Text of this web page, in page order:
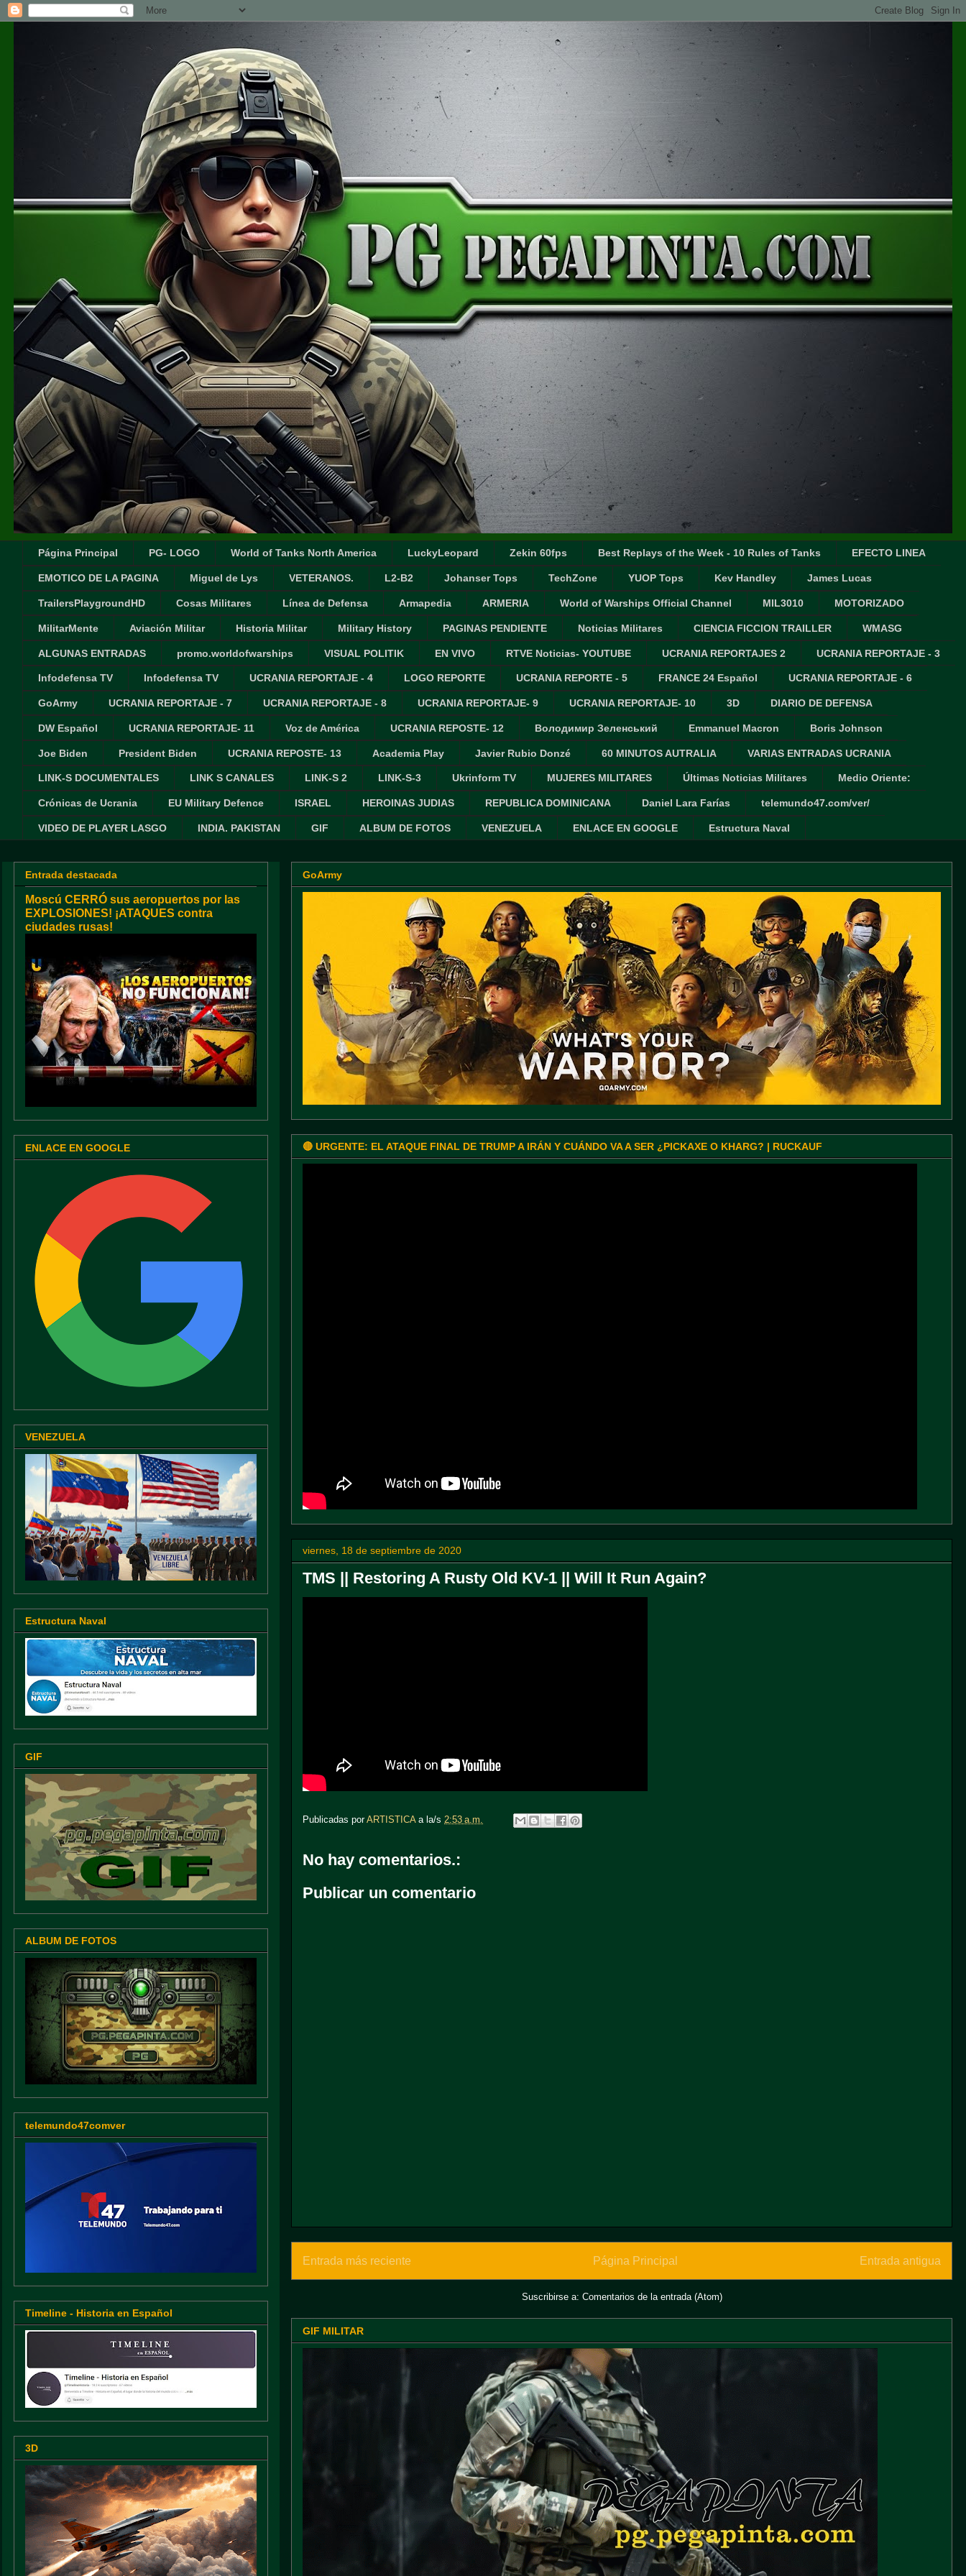
Página Principal PG- LOGO World of Tanks North America LuckyLeopard Zekin 60fps Best Replays of the Week - 10 Rules of Tanks EFECTO LINEA
EMOTICO DE LA PAGINA Miguel de Lys VETERANOS. L2-B2 Johanser Tops TechZone YUOP Tops Kev Handley James Lucas
TrailersPlaygroundHD Cosas Militares Línea de Defensa Armapedia ARMERIA World of Warships Official Channel MIL3010 MOTORIZADO
MilitarMente Aviación Militar Historia Militar Military History PAGINAS PENDIENTE Noticias Militares CIENCIA FICCION TRAILLER WMASG
ALGUNAS ENTRADAS promo.worldofwarships VISUAL POLITIK EN VIVO RTVE Noticias- YOUTUBE UCRANIA REPORTAJES 2 UCRANIA REPORTAJE - 3
Infodefensa TV Infodefensa TV UCRANIA REPORTAJE - 4 LOGO REPORTE UCRANIA REPORTE - 5 FRANCE 24 Español UCRANIA REPORTAJE - 6
GoArmy UCRANIA REPORTAJE - 7 UCRANIA REPORTAJE - 8 UCRANIA REPORTAJE- 9 UCRANIA REPORTAJE- 10 3D DIARIO DE DEFENSA
DW Español UCRANIA REPORTAJE- 11 Voz de América UCRANIA REPOSTE- 12 Володимир Зеленський Emmanuel Macron Boris Johnson
Joe Biden President Biden UCRANIA REPOSTE- 13 Academia Play Javier Rubio Donzé 60 MINUTOS AUTRALIA VARIAS ENTRADAS UCRANIA
LINK-S DOCUMENTALES LINK S CANALES LINK-S 2 LINK-S-3 Ukrinform TV MUJERES MILITARES Últimas Noticias Militares Medio Oriente:
Crónicas de Ucrania EU Military Defence ISRAEL HEROINAS JUDIAS REPUBLICA DOMINICANA Daniel Lara Farías telemundo47.com/ver/
VIDEO DE PLAYER LASGO INDIA. PAKISTAN GIF ALBUM DE FOTOS VENEZUELA ENLACE EN GOOGLE Estructura Naval
GoArmy
🔴 URGENTE: EL ATAQUE FINAL DE TRUMP A IRÁN Y CUÁNDO VA A SER ¿PICKAXE O KHARG? | RUCKAUF
viernes, 18 de septiembre de 2020
TMS || Restoring A Rusty Old KV-1 || Will It Run Again?
Publicadas porARTISTICA a la/s 2:53 a.m.
No hay comentarios.:
Publicar un comentario
Entrada más reciente Entrada antigua
Página Principal
Suscribirse a: Comentarios de la entrada (Atom)
GIF MILITAR
Entrada destacada
Moscú CERRÓ sus aeropuertos por las
EXPLOSIONES! ¡ATAQUES contra
ciudades rusas!
ENLACE EN GOOGLE
VENEZUELA
Estructura Naval
GIF
ALBUM DE FOTOS
telemundo47comver
Timeline - Historia en Español
3D